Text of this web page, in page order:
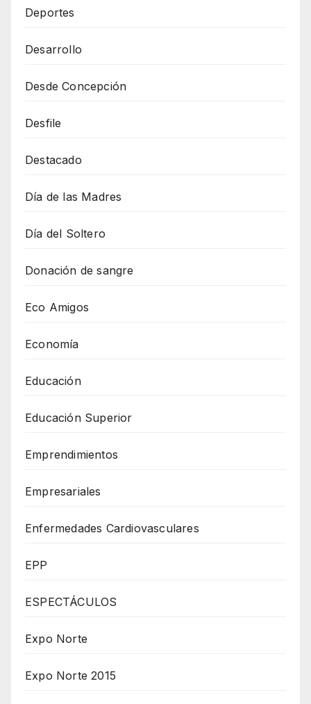
Deportes
Desarrollo
Desde Concepción
Desfile
Destacado
Día de las Madres
Día del Soltero
Donación de sangre
Eco Amigos
Economía
Educación
Educación Superior
Emprendimientos
Empresariales
Enfermedades Cardiovasculares
EPP
ESPECTÁCULOS
Expo Norte
Expo Norte 2015